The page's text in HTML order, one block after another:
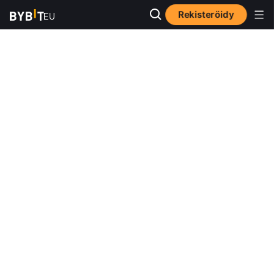
Rekisteröidy